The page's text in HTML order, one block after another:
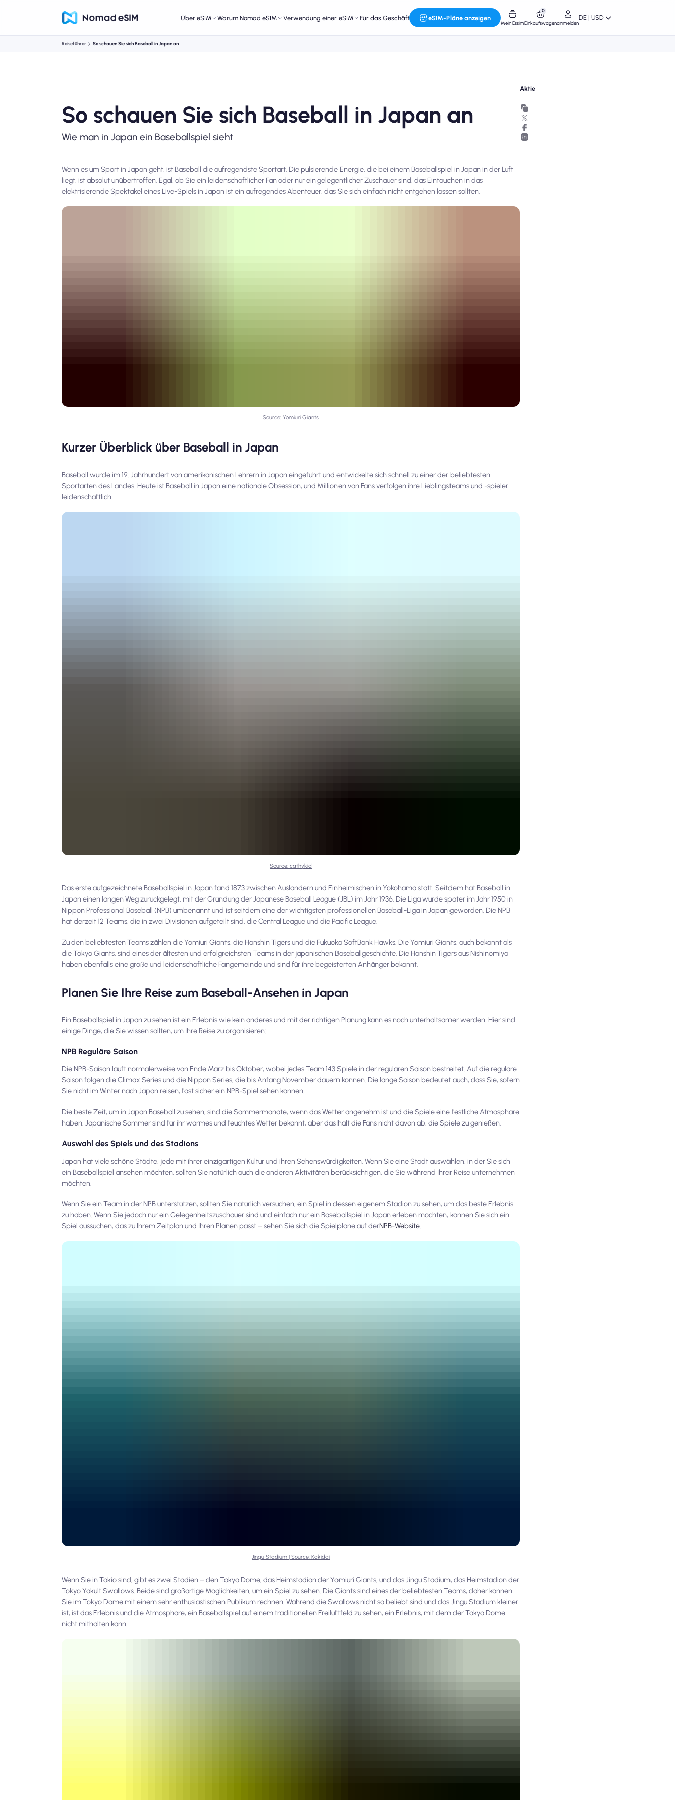
Über eSIM Warum Nomad eSIM Verwendung einer eSIM Für das Geschäft eSIM-Pläne anzeigen
Mein Essim
0
Einkaufswagenanmelden
DE | USD
Reiseführer So schauen Sie sich Baseball in Japan an
So schauen Sie sich Baseball in Japan an
Wie man in Japan ein Baseballspiel sieht
Wenn es um Sport in Japan geht, ist Baseball die aufregendste Sportart. Die pulsierende Energie, die bei einem Baseballspiel in Japan in der Luft
liegt, ist absolut unübertroffen. Egal, ob Sie ein leidenschaftlicher Fan oder nur ein gelegentlicher Zuschauer sind, das Eintauchen in das
elektrisierende Spektakel eines Live-Spiels in Japan ist ein aufregendes Abenteuer, das Sie sich einfach nicht entgehen lassen sollten.
Source: Yomiuri Giants
Kurzer Überblick über Baseball in Japan
Baseball wurde im 19. Jahrhundert von amerikanischen Lehrern in Japan eingeführt und entwickelte sich schnell zu einer der beliebtesten
Sportarten des Landes. Heute ist Baseball in Japan eine nationale Obsession, und Millionen von Fans verfolgen ihre Lieblingsteams und -spieler
leidenschaftlich.
Source: cathykid
Das erste aufgezeichnete Baseballspiel in Japan fand 1873 zwischen Ausländern und Einheimischen in Yokohama statt. Seitdem hat Baseball in
Japan einen langen Weg zurückgelegt, mit der Gründung der Japanese Baseball League (JBL) im Jahr 1936. Die Liga wurde später im Jahr 1950 in
Nippon Professional Baseball (NPB) umbenannt und ist seitdem eine der wichtigsten professionellen Baseball-Liga in Japan geworden. Die NPB
hat derzeit 12 Teams, die in zwei Divisionen aufgeteilt sind, die Central League und die Pacific League.
Zu den beliebtesten Teams zählen die Yomiuri Giants, die Hanshin Tigers und die Fukuoka SoftBank Hawks. Die Yomiuri Giants, auch bekannt als
die Tokyo Giants, sind eines der ältesten und erfolgreichsten Teams in der japanischen Baseballgeschichte. Die Hanshin Tigers aus Nishinomiya
haben ebenfalls eine große und leidenschaftliche Fangemeinde und sind für ihre begeisterten Anhänger bekannt.
Planen Sie Ihre Reise zum Baseball-Ansehen in Japan
Ein Baseballspiel in Japan zu sehen ist ein Erlebnis wie kein anderes und mit der richtigen Planung kann es noch unterhaltsamer werden. Hier sind
einige Dinge, die Sie wissen sollten, um Ihre Reise zu organisieren:
NPB Reguläre Saison
Die NPB-Saison läuft normalerweise von Ende März bis Oktober, wobei jedes Team 143 Spiele in der regulären Saison bestreitet. Auf die reguläre
Saison folgen die Climax Series und die Nippon Series, die bis Anfang November dauern können. Die lange Saison bedeutet auch, dass Sie, sofern
Sie nicht im Winter nach Japan reisen, fast sicher ein NPB-Spiel sehen können.
Die beste Zeit, um in Japan Baseball zu sehen, sind die Sommermonate, wenn das Wetter angenehm ist und die Spiele eine festliche Atmosphäre
haben. Japanische Sommer sind für ihr warmes und feuchtes Wetter bekannt, aber das hält die Fans nicht davon ab, die Spiele zu genießen.
Auswahl des Spiels und des Stadions
Japan hat viele schöne Städte, jede mit ihrer einzigartigen Kultur und ihren Sehenswürdigkeiten. Wenn Sie eine Stadt auswählen, in der Sie sich
ein Baseballspiel ansehen möchten, sollten Sie natürlich auch die anderen Aktivitäten berücksichtigen, die Sie während Ihrer Reise unternehmen
möchten.
Wenn Sie ein Team in der NPB unterstützen, sollten Sie natürlich versuchen, ein Spiel in dessen eigenem Stadion zu sehen, um das beste Erlebnis
zu haben. Wenn Sie jedoch nur ein Gelegenheitszuschauer sind und einfach nur ein Baseballspiel in Japan erleben möchten, können Sie sich ein
Spiel aussuchen, das zu Ihrem Zeitplan und Ihren Plänen passt – sehen Sie sich die Spielpläne auf derNPB-Website.
Jingu Stadium | Source: Kakidai
Wenn Sie in Tokio sind, gibt es zwei Stadien – den Tokyo Dome, das Heimstadion der Yomiuri Giants, und das Jingu Stadium, das Heimstadion der
Tokyo Yakult Swallows. Beide sind großartige Möglichkeiten, um ein Spiel zu sehen. Die Giants sind eines der beliebtesten Teams, daher können
Sie im Tokyo Dome mit einem sehr enthusiastischen Publikum rechnen. Während die Swallows nicht so beliebt sind und das Jingu Stadium kleiner
ist, ist das Erlebnis und die Atmosphäre, ein Baseballspiel auf einem traditionellen Freiluftfeld zu sehen, ein Erlebnis, mit dem der Tokyo Dome
nicht mithalten kann.
Aktie